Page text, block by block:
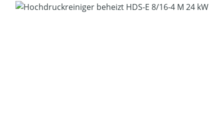
Bildergalerie überspringen